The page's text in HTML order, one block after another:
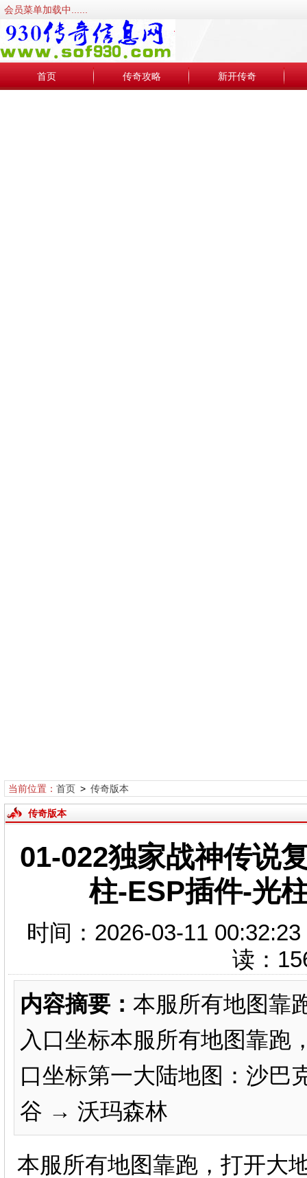
会员菜单加载中......
首页 传奇攻略 新开传奇
当前位置： 首页> 传奇版本
传奇版本
01-022独家战神传说
柱-ESP插件-光
时间：2026-03-11
读：
内容摘要： 本服所有地图靠
入口坐标本服所有地图靠跑
口坐标第一大陆地图：沙
谷 → 沃玛森林 白日
本服所有地图靠跑，打开大